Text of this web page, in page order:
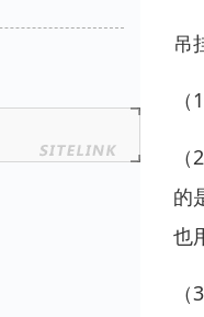
吊
的
也